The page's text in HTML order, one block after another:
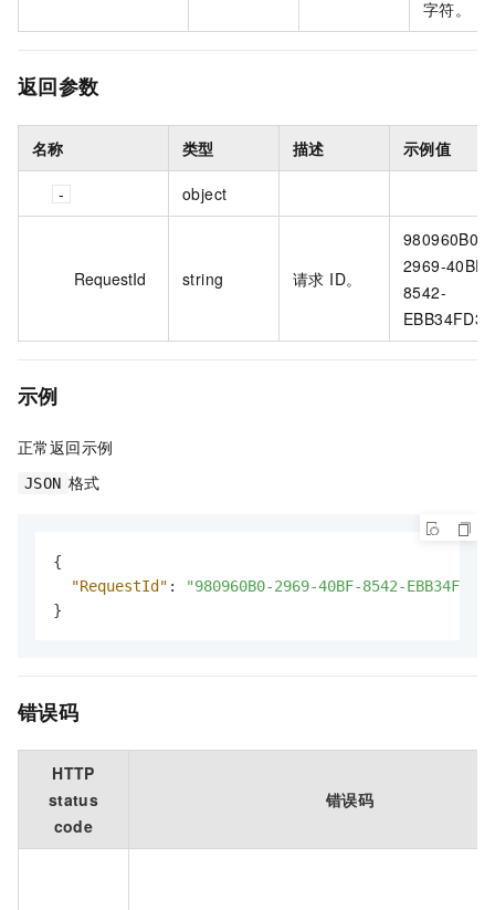
字符。
返回参数
名称 类型 描述 示例值
object
RequestId string 请求 ID。
980960B0-
2969-40BF-
8542-
示例
正常返回示例
JSON 格式
{
"RequestId" :
"980960B0-2969-40BF-8542-
}
错误码
HTTP
status
code
错误码